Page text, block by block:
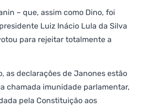
– que, assim como Dino, foi
Luiz Inácio Lula da Silva
para rejeitar totalmente a
as declarações de Janones estão
chamada imunidade parlamentar,
pela Constituição aos